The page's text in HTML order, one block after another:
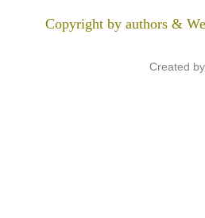
Copyright by authors &
Created